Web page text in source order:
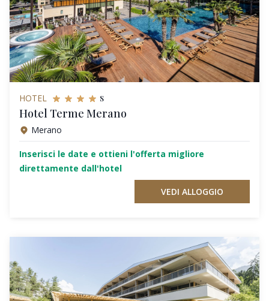
HOTEL s
Hotel Terme Merano
Merano
Inserisci le date e ottieni l'offerta migliore
direttamente dall'hotel
VEDI ALLOGGIO